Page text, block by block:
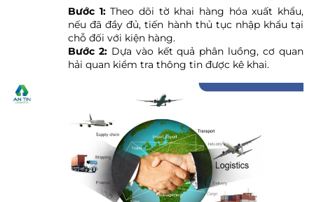
Bước 1:Theo dõi tờ khai hàng hóa xuất khẩu,
nếu đã đầy đủ, tiến hành thủ tục nhập khẩu tại
chỗ đối với kiện hàng.
Bước 2: Dựa vào kết quả phân luồng, cơ quan
hải quan kiểm tra thông tin được kê khai.